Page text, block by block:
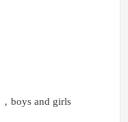
boys and girls